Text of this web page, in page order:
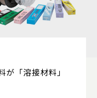
「溶接材料」